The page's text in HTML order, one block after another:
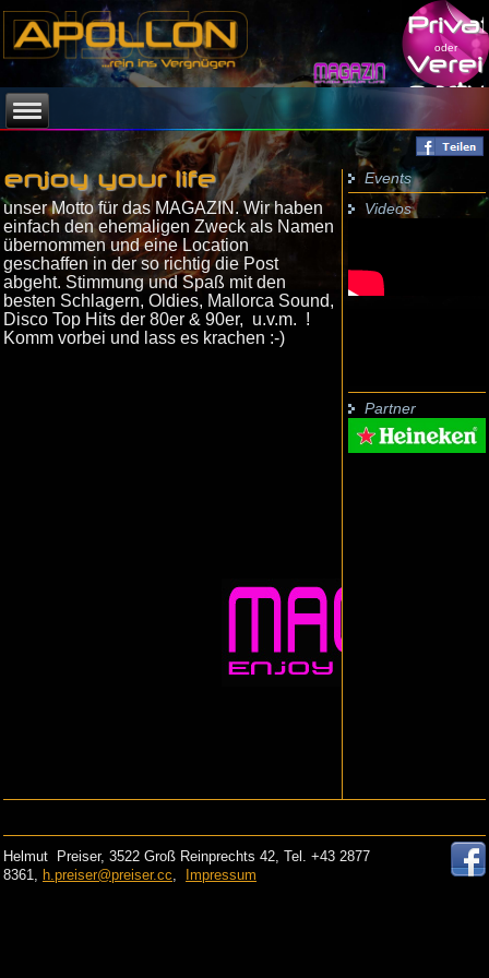
oder
enjoy your life
unser Motto für das MAGAZIN. Wir haben
einfach den ehemaligen Zweck als Namen
übernommen und eine Location
geschaffen in der so richtig die Post
abgeht. Stimmung und Spaß mit den
besten Schlagern, Oldies, Mallorca Sound,
Disco Top Hits der 80er & 90er, u.v.m. !
Komm vorbei und lass es krachen :-)
Events
Videos
Partner
Helmut Preiser, 3522 Groß Reinprechts 42, Tel. +43 2877
8361, h.preiser@preiser.cc, Impressum